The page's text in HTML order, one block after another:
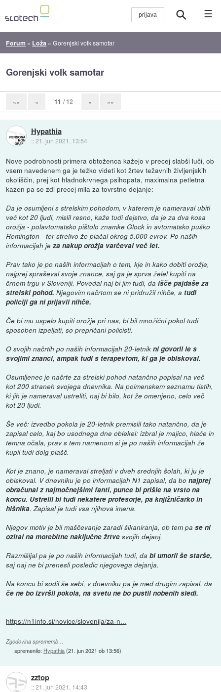
☰
Forum » Loža »Gorenjski volk samotar
Gorenjski volk samotar
«« « 11 / 12 » »»
Hypathia
::21. jun 2021, 13:54
Nove podrobnosti primera obtoženca kažejo v precej slabši luči, ob
vsem navedenem ga je težko videti kot žrtev težavnih življenjskih
okoliščin, prej kot hladnokrvnega psihopata, maximalna petletna
kazen pa se zdi precej mila za tovrstno dejanje:
Da je osumljeni s strelskim pohodom, v katerem je nameraval ubiti
več kot 20 ljudi, mislil resno, kaže tudi dejstvo, da je za dva kosa
orožja - polavtomatsko pištolo znamke Glock in avtomatsko puško
Remington - ter strelivo že plačal okrog 5.000 evrov. Po naših
informacijah jeza nakup orožja varčeval več let.
Prav tako je po naših informacijah o tem, kje in kako dobiti orožje,
najprej spraševal svoje znance, saj ga je sprva želel kupiti na
črnem trgu v Sloveniji. Povedal naj bi jim tudi, daišče pajdaše za
strelski pohod. Njegovim načrtom se ni pridružil nihče, a tudi
policiji ga ni prijavil nihče.
Če bi mu uspelo kupiti orožje pri nas, bi bil množični pokol tudi
sposoben izpeljati, so prepričani policisti.
O svojih načrtih po naših informacijah 20-letnikni govoril le s
svojimi znanci, ampak tudi s terapevtom, ki ga je obiskoval.
Osumljenec je načrte za strelski pohod natančno popisal na več
kot 200 straneh svojega dnevnika. Na poimenskem seznamu tistih,
ki jih je nameraval ustreliti, naj bi bilo, kot že omenjeno, celo več
kot 20 ljudi.
Še več: izvedbo pokola je 20-letnik premislil tako natančno, da je
zapisal celo, kaj bo usodnega dne oblekel: izbral je majico, hlače in
temna očala, prav s tem namenom si je po naših informacijah že
kupil tudi dolg plašč.
Kot je znano, je nameraval streljati v dveh srednjih šolah, ki ju je
obiskoval. V dnevniku je po informacijah N1 zapisal, da bonajprej
obračunal z najmočnejšimi fanti, punce bi prišle na vrsto na
koncu. Ustrelil bi tudi nekatere profesorje, pa knjižničarko in
hišnika. Zapisal je tudi vsa njihova imena.
Njegov motiv je bil maščevanje zaradi šikaniranja, ob tem pase ni
oziral na morebitne naključne žrtvesvojih dejanj.
Razmišljal pa je po naših informacijah tudi, dabi umoril še starše,
saj naj ne bi prenesli posledic njegovega dejanja.
Na koncu bi sodil še sebi, v dnevniku pa je med drugim zapisal, da
če ne bo izvršil pokola, na svetu ne bo pustil nobenih sledi.
https://n1info.si/novice/slovenija/za-n...
Zgodovina sprememb…
spremenilo: Hypathia(21. jun 2021 ob 13:56)
zztop
::21. jun 2021, 14:43